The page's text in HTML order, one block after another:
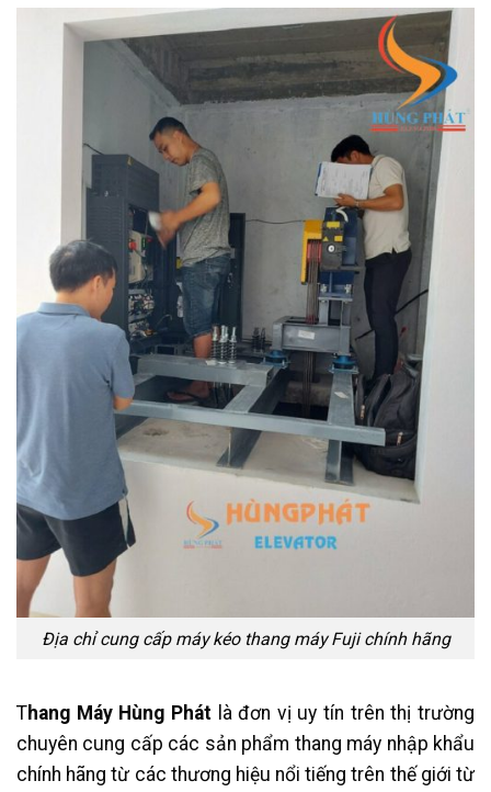
Địa chỉ cung cấp máy kéo thang máy Fuji chính hãng
Thang Máy Hùng Phátlà đơn vị uy tín trên thị trường
chuyên cung cấp các sản phẩm thang máy nhập khẩu
chính hãng từ các thương hiệu nổi tiếng trên thế giới từ